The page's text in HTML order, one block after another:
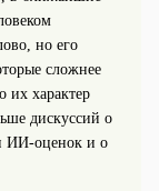
но его
сложнее
их характер
дискуссий о
ИИ‑оценок и о